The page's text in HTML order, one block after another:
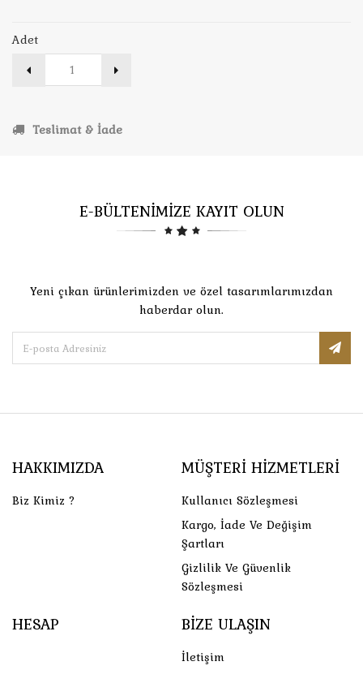
Adet
Teslimat & İade
E-BÜLTENİMİZE KAYIT OLUN
Yeni çıkan ürünlerimizden ve özel tasarımlarımızdan
haberdar olun.
HAKKIMIZDA
Biz Kimiz ?
MÜŞTERI HIZMETLERI
Kullanıcı Sözleşmesi
Kargo, İade Ve Değişim
Şartları
Gizlilik Ve Güvenlik
Sözleşmesi
HESAP BIZE ULAŞIN
İletişim